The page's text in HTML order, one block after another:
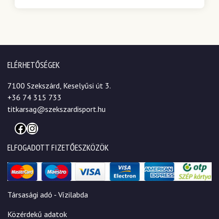
ELÉRHETŐSÉGEK
7100 Szekszárd, Keselyűsi út 3.
+36 74 315 733
titkarsag@szekszardisport.hu
Facebook
Instagram
ELFOGADOTT FIZETŐESZKÖZÖK
Társasági adó - Vízilabda
Közérdekű adatok